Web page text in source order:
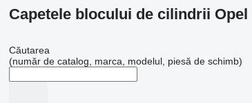
Capetele blocului de cilindrii Opel
Căutarea
(număr de catalog, marca, modelul, piesă de schimb)